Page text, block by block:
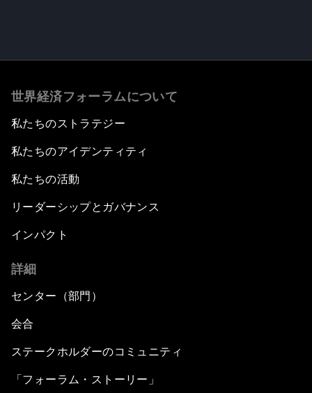
世界経済フォーラムについて
私たちのストラテジー
私たちのアイデンティティ
私たちの活動
リーダーシップとガバナンス
インパクト
詳細
センター（部門）
会合
ステークホルダーのコミュニティ
「フォーラム・ストーリー」